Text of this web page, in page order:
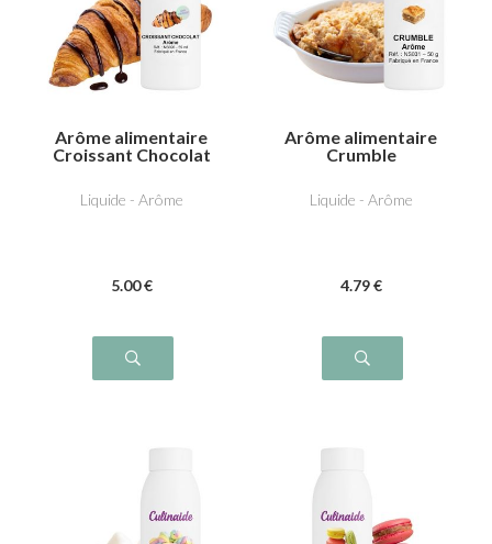
Arôme alimentaire
Croissant Chocolat
Liquide - Arôme
5.00 €
Arôme alimentaire
Crumble
Liquide - Arôme
4.79 €